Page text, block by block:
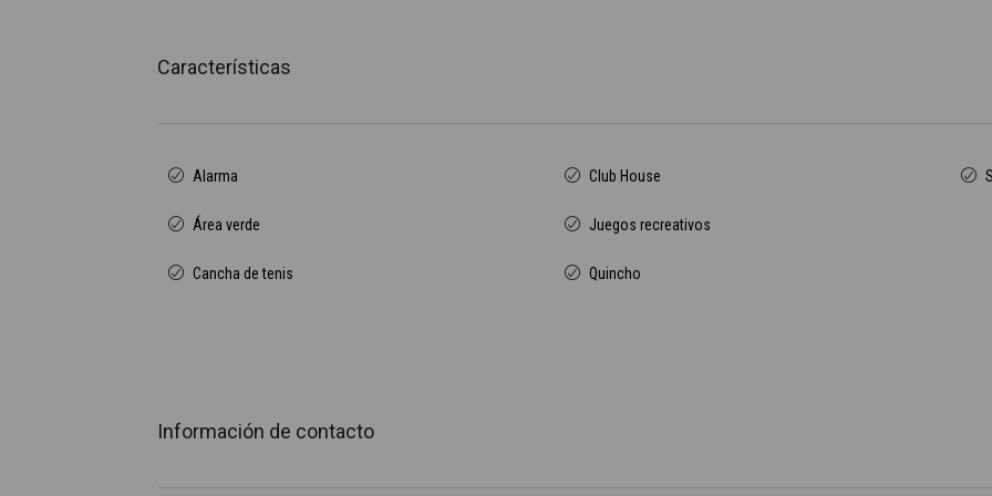
Características
Alarma
Área verde
Cancha de tenis
Club House
Juegos recreativos
Quincho
Información de contacto